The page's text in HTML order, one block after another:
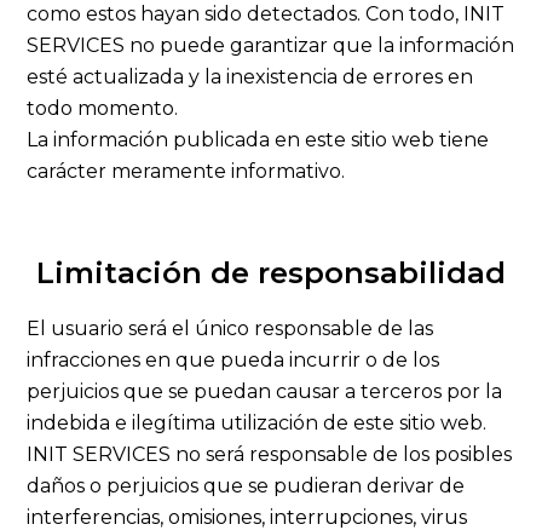
como estos hayan sido detectados. Con todo, INIT
SERVICES no puede garantizar que la información
esté actualizada y la inexistencia de errores en
todo momento.
La información publicada en este sitio web tiene
carácter meramente informativo.
Limitación de responsabilidad
El usuario será el único responsable de las
infracciones en que pueda incurrir o de los
perjuicios que se puedan causar a terceros por la
indebida e ilegítima utilización de este sitio web.
INIT SERVICES no será responsable de los posibles
daños o perjuicios que se pudieran derivar de
interferencias, omisiones, interrupciones, virus